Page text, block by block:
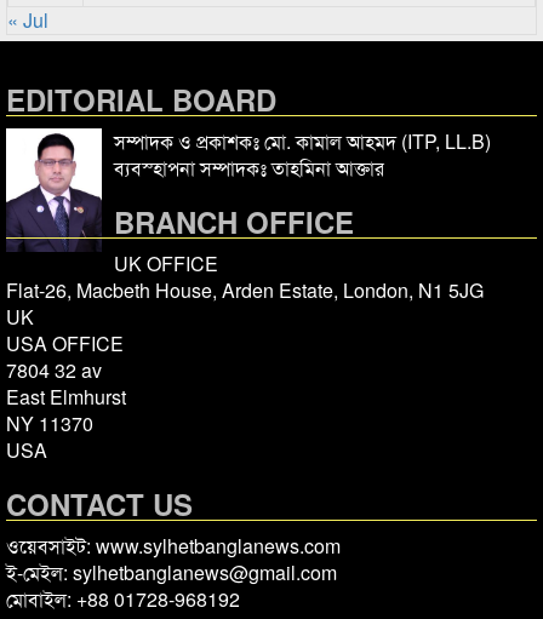
« Jul
EDITORIAL BOARD
সম্পাদক ও প্রকাশকঃ মো. কামাল আহমদ (ITP, LL.B)
ব্যবস্হাপনা সম্পাদকঃ তাহমিনা আক্তার
BRANCH OFFICE
UK OFFICE
Flat-26, Macbeth House, Arden Estate, London, N1 5JG
UK
USA OFFICE
7804 32 av
East Elmhurst
NY 11370
USA
CONTACT US
ওয়েবসাইট: www.sylhetbanglanews.com
ই-মেইল: sylhetbanglanews@gmail.com
মোবাইল: +88 01728-968192